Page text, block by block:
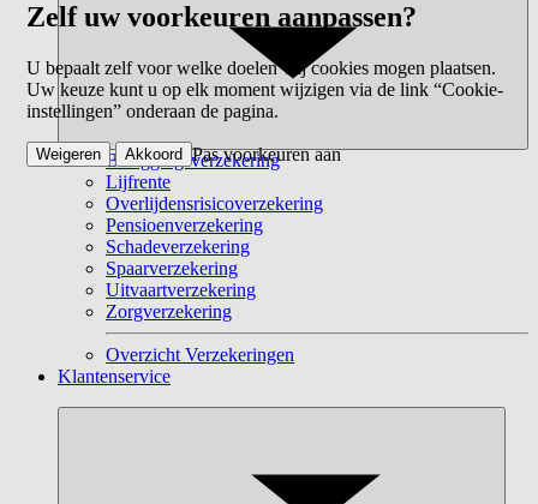
Beleggingsverzekering
Lijfrente
Overlijdensrisicoverzekering
Pensioenverzekering
Schadeverzekering
Spaarverzekering
Uitvaartverzekering
Zorgverzekering
Overzicht Verzekeringen
Klantenservice
Zelf uw voorkeuren aanpassen?
U bepaalt zelf voor welke doelen wij cookies mogen plaatsen.
Uw keuze kunt u op elk moment wijzigen via de link “Cookie-
instellingen” onderaan de pagina.
Pas voorkeuren aan
Weigeren Akkoord